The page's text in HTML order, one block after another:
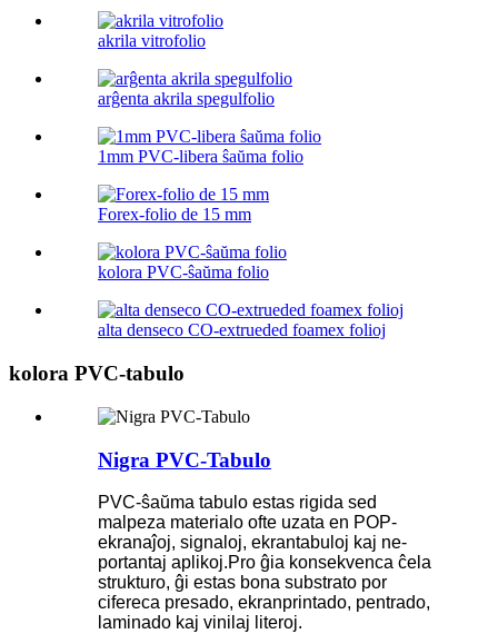
akrila vitrofolio
arĝenta akrila spegulfolio
1mm PVC-libera ŝaŭma folio
Forex-folio de 15 mm
kolora PVC-ŝaŭma folio
alta denseco CO-extrueded foamex folioj
kolora PVC-tabulo
Nigra PVC-Tabulo
PVC-ŝaŭma tabulo estas rigida sed
malpeza materialo ofte uzata en POP-
ekranaĵoj, signaloj, ekrantabuloj kaj ne-
portantaj aplikoj.Pro ĝia konsekvenca ĉela
strukturo, ĝi estas bona substrato por
cifereca presado, ekranprintado, pentrado,
laminado kaj vinilaj literoj.